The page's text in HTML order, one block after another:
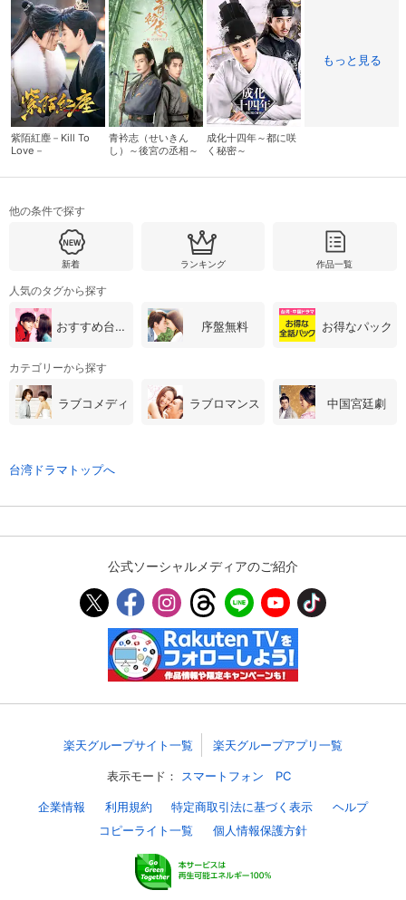
会員情報変更
基本情報、本人連絡先、パスワード 、クレ
ジットカード情報の変更が可能です。
決済方法変更 決済方法の変更が可能です。
購入明細 ４ヵ月分の購入明細の確認が可能です。
Myクーポン
購入履歴
レンタル、購入、定額見放題の購入履歴の
確認が可能です。こちらから視聴いただく
お気に入り
お気に入りに登録した作品を確認できま
す。お気に入りに追加した作品の削除も可
閲覧履歴
サイト内の閲覧履歴を確認できます。履歴
の削除も可能です。
視聴年齢制限
バイス連携の設定ができます。
パスコード設定
求められるのでお子さまがいても安心で
す。
メルマガの配信停止、配信先のメールアド
レスの変更が可能です。
可能です。
紫陌紅塵－Kill To
Love－
青衿志（せいきん
し）～後宮の丞相～
成化十四年～都に咲
く秘密～
もっと見る
他の条件で探す
新着 ランキング 作品一覧
人気のタグから探す
おすすめ台湾・中国ドラマ 序盤無料 お得なパック
カテゴリーから探す
ラブコメディ ラブロマンス 中国宮廷劇
台湾ドラマトップへ
公式ソーシャルメディアのご紹介
楽天グループサイト一覧 楽天グループアプリ一覧
表示モード： スマートフォン PC
企業情報 利用規約 特定商取引法に基づく表示
ヘルプ
コピーライト一覧
個人情報保護方針